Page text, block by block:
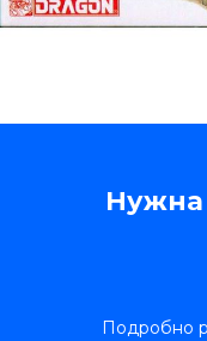
Нужна
Подробно